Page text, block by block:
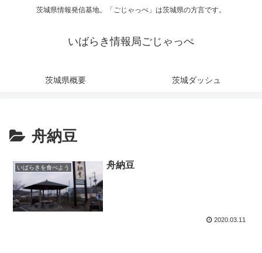
茨城県情報発信基地。「ごじゃっぺ」は茨城県の方言です。
いばらき情報局ごじゃっぺ
茨城県概要 茨城ダッシュ
舟納豆
いばらきを食べよう 舟納豆
2020.03.11